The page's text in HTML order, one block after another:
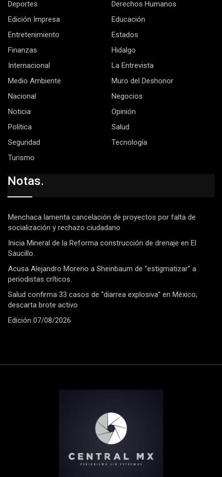
Deportes
Derechos Humanos
Edición Impresa
Educación
Entretenimiento
Estados
Finanzas
Hidalgo
Internacional
La Entrevista
Medio Ambiente
Muro del Deshonor
Nacional
Negocios
Noticia
Opinión
Política
Salud
Seguridad
Tecnología
Turismo
Notas.
Menchaca lamenta cancelación de proyectos por falta de
socialización y rechazo ciudadano
Inicia Mineral de la Reforma construcción de drenaje en El
Saucillo.
Acusa Alejandro Moreno a Sheinbaum de “estigmatizar” a
periodistas críticos.
Salud confirma 33 casos de “diarrea explosiva” en México;
descarta brote activo
Edición 07/08/2026